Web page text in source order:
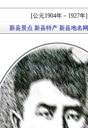
[公元1904年－1927年]
新县景点 新县特产 新县地名网